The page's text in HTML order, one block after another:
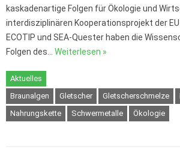
kaskadenartige Folgen für Ökologie und
interdisziplinären Kooperationsprojekt der
ECOTIP und SEA-Quester haben die
Folgen des… Weiterlesen »
Aktuelles
Braunalgen
Gletscher Gletscherschmelze
Nahrungskette
Schwermetalle Ökologie